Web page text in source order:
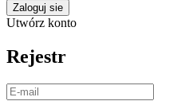
Utwórz konto
Rejestr